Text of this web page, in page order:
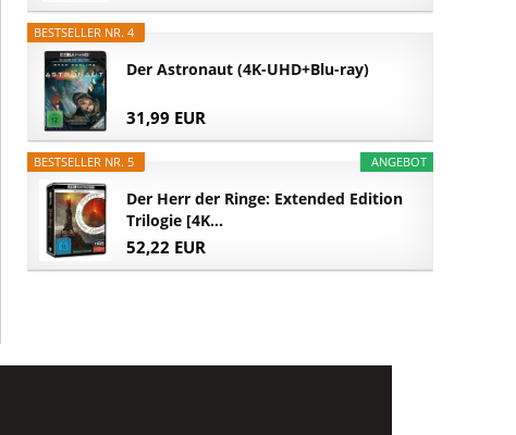
BESTSELLER NR. 4
Der Astronaut (4K-UHD+Blu-ray)
31,99 EUR
ANGEBOT
BESTSELLER NR. 5
Der Herr der Ringe: Extended Edition
Trilogie [4K...
52,22 EUR